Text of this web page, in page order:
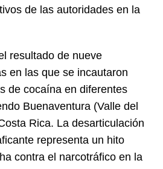
de las autoridades en la
resultado de nueve
en las que se incautaron
de cocaína en diferentes
Buenaventura (Valle del
Rica. La desarticulación
representa un hito
contra el narcotráfico en la